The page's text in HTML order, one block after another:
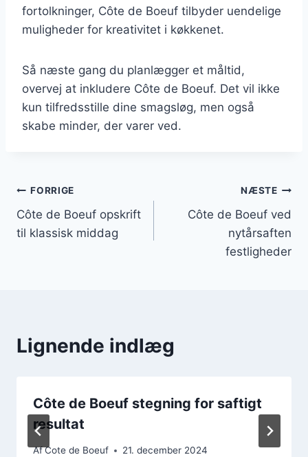
fortolkninger, Côte de Boeuf tilbyder uendelige
muligheder for kreativitet i køkkenet.
Så næste gang du planlægger et måltid,
overvej at inkludere Côte de Boeuf. Det vil ikke
kun tilfredsstille dine smagsløg, men også
skabe minder, der varer ved.
Indlægsnavigation
FORRIGE
Côte de Boeuf opskrift
til klassisk middag
NÆSTE
Côte de Boeuf ved
nytårsaften
festligheder
Lignende indlæg
Côte de Boeuf stegning for saftigt
resultat
AfCote de Boeuf 21. december 2024